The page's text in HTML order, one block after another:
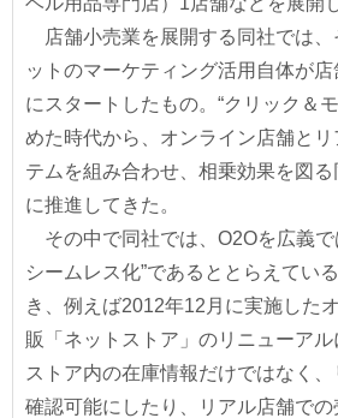
店舗小売業を展開する同社では、
ットのマーケティング活用自体が
にスタートしたもの。“クリック＆
めた時代から、オンライン店舗と
テムを組み合わせ、相乗効果を図
に推進してきた。
その中で同社では、O2Oを広義で
シームレス化”であるととらえてい
き、例えば2012年12月に実施した
販「ネットストア」のリニューアル
ストア内の在庫情報だけではなく
確認可能にしたり、リアル店舗で